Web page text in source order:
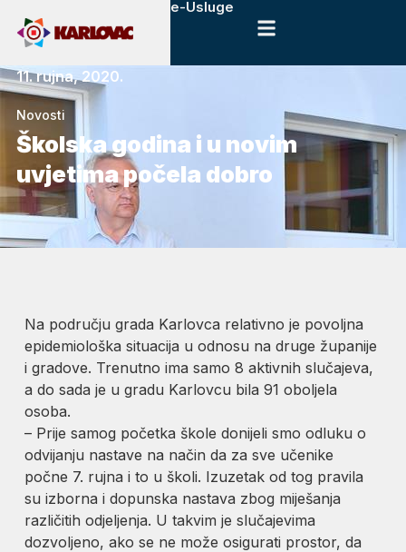
e-Usluge
11. rujna, 2020.
Novosti
Školska godina i u novim
uvjetima počela dobro
Na području grada Karlovca relativno je povoljna
epidemiološka situacija u odnosu na druge županije
i gradove. Trenutno ima samo 8 aktivnih slučajeva,
a do sada je u gradu Karlovcu bila 91 oboljela
osoba.
– Prije samog početka škole donijeli smo odluku o
odvijanju nastave na način da za sve učenike
počne 7. rujna i to u školi. Izuzetak od tog pravila
su izborna i dopunska nastava zbog miješanja
različitih odjeljenja. U takvim je slučajevima
dozvoljeno, ako se ne može osigurati prostor, da